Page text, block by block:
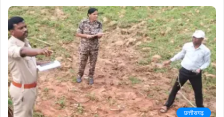
छत्तीसगढ़